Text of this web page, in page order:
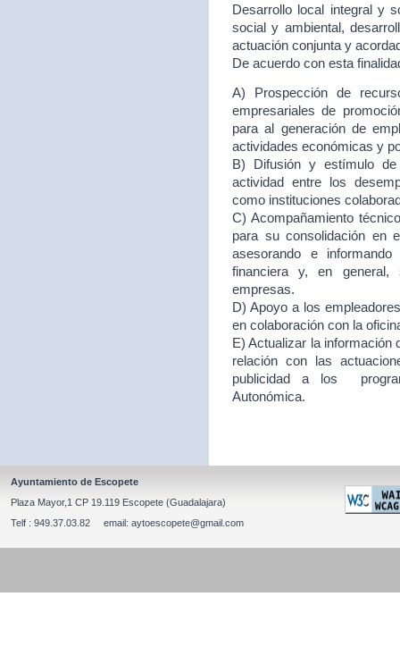
Desarrollo local integral y
social y ambiental,
actuación conjunta y
De acuerdo con esta
A) Prospección de
empresariales de
para al generación de
actividades económicas y
B) Difusión y estímulo de
actividad entre los
como instituciones
C) Acompañamiento
para su consolidación en
asesorando e
financiera y, en
empresas.
D) Apoyo a los
en colaboración con la
E) Actualizar la información
relación con las
publicidad a los
Autonómica.
Ayuntamiento de Escopete
Plaza Mayor,1 CP 19.119 Escopete (Guadalajara)
Telf : 949.37.03.82 email: aytoescopete@gmail.com